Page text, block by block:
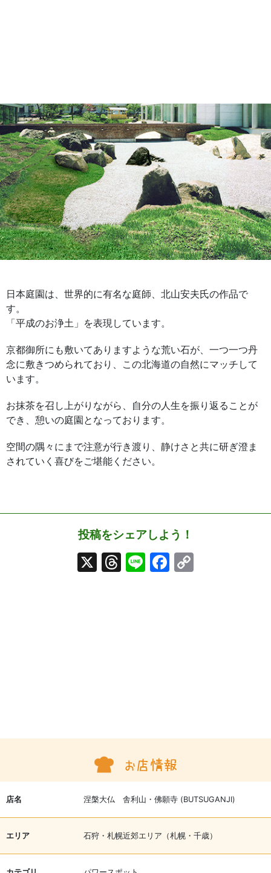
日本庭園は、世界的に有名な庭師、北山安夫氏の作品で
す。
「平成のお浄土」を表現しています。
京都御所にも敷いてありますような荒い石が、一つ一つ丹
念に敷きつめられており、この北海道の自然にマッチして
います。
お抹茶を召し上がりながら、自分の人生を振り返ることが
でき、憩いの庭園となっております。
空間の隅々にまで注意が行き渡り、静けさと共に研ぎ澄ま
されていく喜びをご堪能ください。
投稿をシェアしよう！
X Threads
LineFacebook
店名 涅槃大仏 舎利山・佛願寺 (BUTSUGANJI)
エリア 石狩・札幌近郊エリア（札幌・千歳）